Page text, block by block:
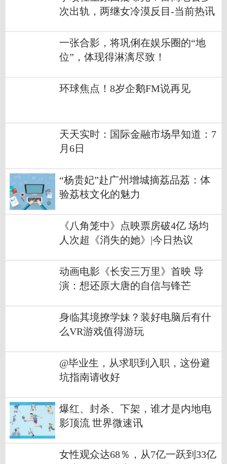
次出轨，两继女冷漠反目-当前热讯
一张合影，将巩俐在娱乐圈的“地
位”，体现得淋漓尽致！
环球焦点！8岁企鹅FM说再见
天天实时：国际金融市场早知道：7
月6日
“杨贵妃”赴广州增城摘荔品荔：体
验荔枝文化的魅力
《八角笼中》点映票房破4亿 场均
人次超《消失的她》|今日热议
动画电影《长安三万里》首映 导
演：想还原大唐的自信与锋芒
身临其境撩学妹？装好电脑后有什
么VR游戏值得游玩
@毕业生，从求职到入职，这份避
坑指南请收好
爆红、封杀、下架，谁才是内地电
影顶流 世界微速讯
女性观众达68％，从7亿一跃到33亿